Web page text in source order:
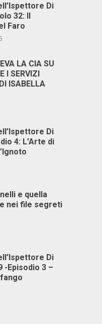
Di
32: Il
Faro
LA CIA SU
I SERVIZI
ISABELLA
Di
4: L’Arte di
e quella
nei file segreti
Di
-Episodio 3 –